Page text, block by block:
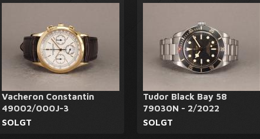
Vacheron Constantin
49002/000J-3
SOLGT
Tudor Black Bay 58
79030N - 2/2022
SOLGT